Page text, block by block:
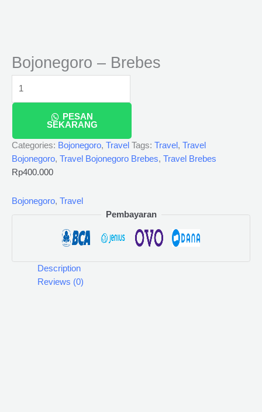
Bojonegoro – Brebes
PESAN
SEKARANG
Categories: Bojonegoro, Travel Tags: Travel , Travel
Bojonegoro, Travel Bojonegoro Brebes, Travel Brebes
Rp400.000
Bojonegoro, Travel
Pembayaran
Description
Reviews (0)